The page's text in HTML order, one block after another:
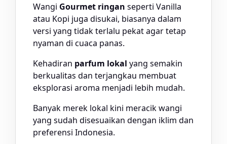
Wangi Gourmet ringan seperti Vanilla
atau Kopi juga disukai, biasanya dalam
versi yang tidak terlalu pekat agar tetap
nyaman di cuaca panas.
Kehadiran parfum lokal yang semakin
berkualitas dan terjangkau membuat
eksplorasi aroma menjadi lebih mudah.
Banyak merek lokal kini meracik wangi
yang sudah disesuaikan dengan iklim dan
preferensi Indonesia.